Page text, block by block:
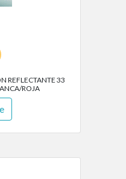
REFLECTANTE 33
ROJA